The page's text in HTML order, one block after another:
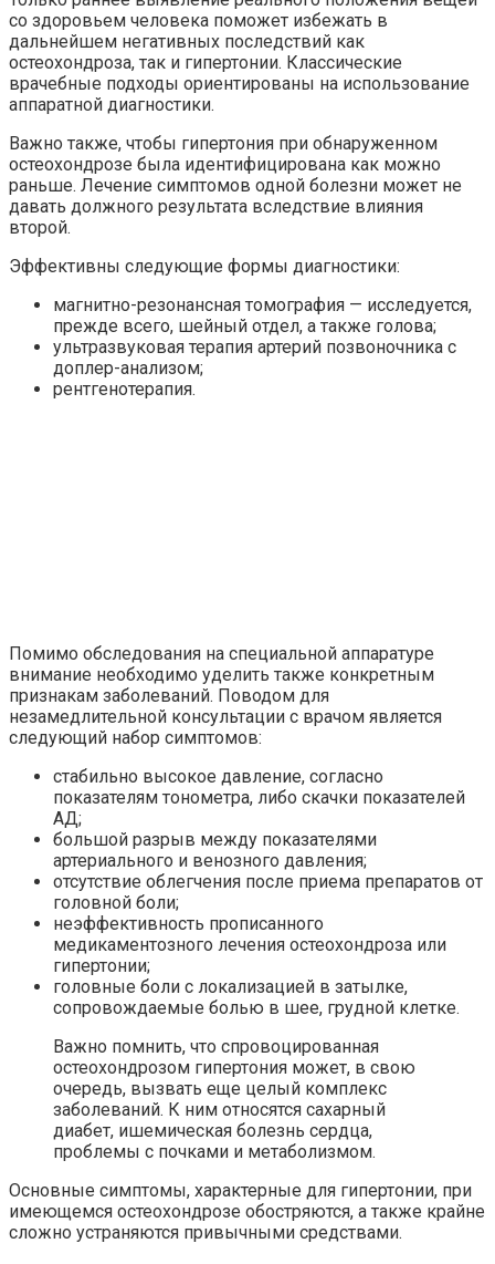
со здоровьем человека поможет избежать в
дальнейшем негативных последствий как
остеохондроза, так и гипертонии. Классические
врачебные подходы ориентированы на использование
аппаратной диагностики.
Важно также, чтобы гипертония при обнаруженном
остеохондрозе была идентифицирована как можно
раньше. Лечение симптомов одной болезни может не
давать должного результата вследствие влияния
второй.
Эффективны следующие формы диагностики:
магнитно-резонансная томография — исследуется,
прежде всего, шейный отдел, а также голова;
ультразвуковая терапия артерий позвоночника с
доплер-анализом;
рентгенотерапия.
Помимо обследования на специальной аппаратуре
внимание необходимо уделить также конкретным
признакам заболеваний. Поводом для
незамедлительной консультации с врачом является
следующий набор симптомов:
стабильно высокое давление, согласно
показателям тонометра, либо скачки показателей
АД;
большой разрыв между показателями
артериального и венозного давления;
отсутствие облегчения после приема препаратов от
головной боли;
неэффективность прописанного
медикаментозного лечения остеохондроза или
гипертонии;
головные боли с локализацией в затылке,
сопровождаемые болью в шее, грудной клетке.
Важно помнить, что спровоцированная
остеохондрозом гипертония может, в свою
очередь, вызвать еще целый комплекс
заболеваний. К ним относятся сахарный
диабет, ишемическая болезнь сердца,
проблемы с почками и метаболизмом.
Основные симптомы, характерные для гипертонии, при
имеющемся остеохондрозе обостряются, а также крайне
сложно устраняются привычными средствами.